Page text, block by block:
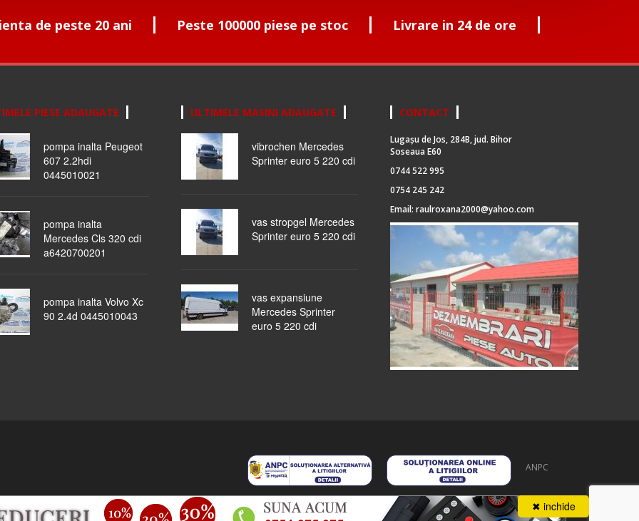
de peste 20 ani Peste 100000 piese pe stoc Livrare in 24 de ore
PIESE ADAUGATE
pompa inalta Peugeot
607 2.2hdi
0445010021
pompa inalta
Mercedes Cls 320 cdi
a6420700201
pompa inalta Volvo Xc
90 2.4d 0445010043
ULTIMELE MASINI ADAUGATE
vibrochen Mercedes
Sprinter euro 5 220 cdi
vas stropgel Mercedes
Sprinter euro 5 220 cdi
vas expansiune
Mercedes Sprinter
euro 5 220 cdi
CONTACT
Lugașu de Jos, 284B, jud. Bihor
Soseaua E60
0744 522 995
0754 245 242
Email: raulroxana2000@yahoo.com
ANPC
piese auto masini dezmembrate ocazii lichidari stoc despre noi formular cerere autentificare contact
✖ inchide